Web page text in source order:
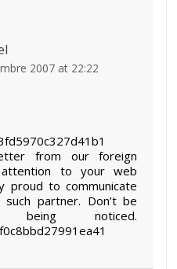
2007 at 22:22
from our foreign
to your web
proud to communicate
partner. Don’t be
noticed.